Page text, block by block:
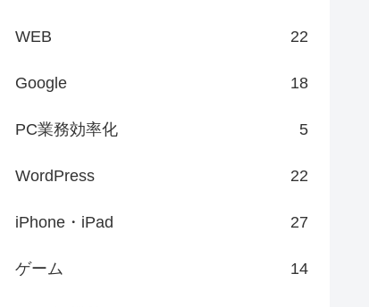
WEB 22
Google 18
PC業務効率化 5
WordPress 22
iPhone・iPad 27
ゲーム 14